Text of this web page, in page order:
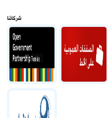
شركائنا